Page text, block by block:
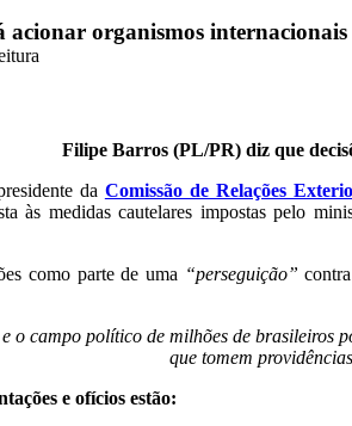
organismos internacionais
Filipe Barros (PL/PR) diz que
da Comissão de Relações
às medidas cautelares impostas pelo
como parte de uma “perseguição”
campo político de milhões de brasileiros
que tomem
e ofícios estão: